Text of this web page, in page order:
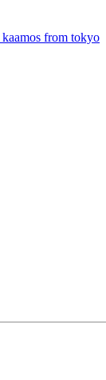
kaamos from tokyo